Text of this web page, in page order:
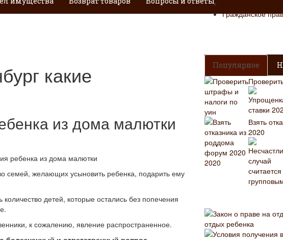
Гражданское
какие
из дома малютки
ребенка из дома малютки
семей, желающих усыновить ребенка, подарить ему
детей, которые остались без попечения
к сожалению, явление распространенное.
Популярное
Взять
2020
отдых ребенка